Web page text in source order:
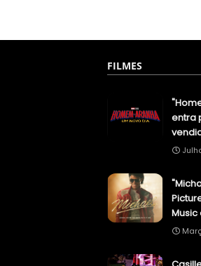
FILMES
entra
Music